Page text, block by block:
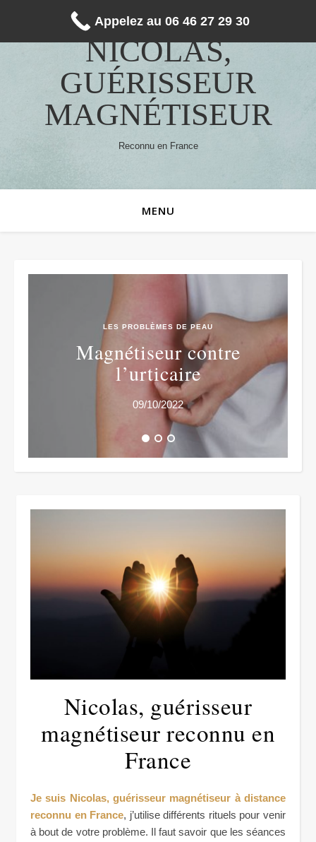
NICOLAS,
GUÉRISSEUR
MAGNÉTISEUR
Reconnu en France
MENU
LES PROBLÈMES DE PEAU
Magnétiseur contre
l’urticaire
09/10/2022
Nicolas, guérisseur
magnétiseur reconnu en
France
Je suis Nicolas, guérisseur magnétiseur à distance
reconnu en France, j’utilise différents rituels pour venir
à bout de votre problème. Il faut savoir que les séances
Appelez au 06 46 27 29 30